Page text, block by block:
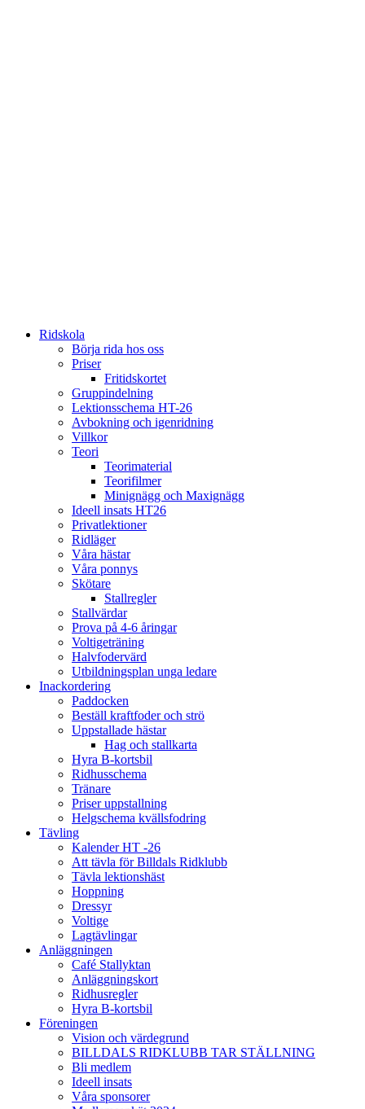
Ridskola
Börja rida hos oss
Priser
Fritidskortet
Gruppindelning
Lektionsschema HT-26
Avbokning och igenridning
Villkor
Teori
Teorimaterial
Teorifilmer
Minignägg och Maxignägg
Ideell insats HT26
Privatlektioner
Ridläger
Våra hästar
Våra ponnys
Skötare
Stallregler
Stallvärdar
Prova på 4-6 åringar
Voltigeträning
Halvfodervärd
Utbildningsplan unga ledare
Inackordering
Paddocken
Beställ kraftfoder och strö
Uppstallade hästar
Hag och stallkarta
Hyra B-kortsbil
Ridhusschema
Tränare
Priser uppstallning
Helgschema kvällsfodring
Tävling
Kalender HT -26
Att tävla för Billdals Ridklubb
Tävla lektionshäst
Hoppning
Dressyr
Voltige
Lagtävlingar
Anläggningen
Café Stallyktan
Anläggningskort
Ridhusregler
Hyra B-kortsbil
Föreningen
Vision och värdegrund
BILLDALS RIDKLUBB TAR STÄLLNING
Bli medlem
Ideell insats
Våra sponsorer